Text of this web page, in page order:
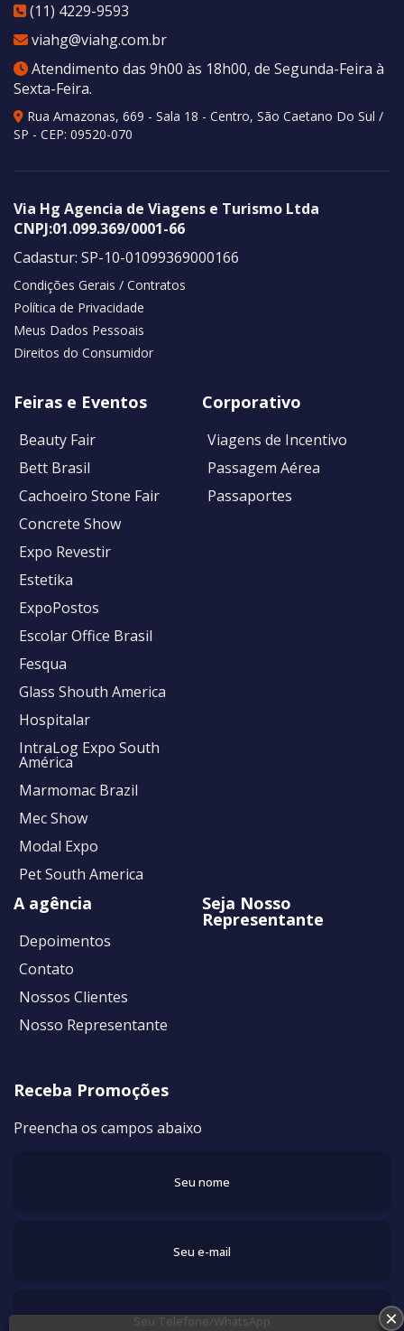
(11) 4229-9593
viahg@viahg.com.br
Atendimento das 9h00 às 18h00, de Segunda-Feira à
Sexta-Feira.
Rua Amazonas, 669 - Sala 18 - Centro, São Caetano Do Sul /
SP - CEP: 09520-070
Via Hg Agencia de Viagens e Turismo Ltda
CNPJ:01.099.369/0001-66
Cadastur: SP-10-01099369000166
Condições Gerais / Contratos
Política de Privacidade
Meus Dados Pessoais
Direitos do Consumidor
Feiras e Eventos
Beauty Fair
Bett Brasil
Cachoeiro Stone Fair
Concrete Show
Expo Revestir
Estetika
ExpoPostos
Escolar Office Brasil
Fesqua
Glass Shouth America
Hospitalar
IntraLog Expo South
América
Marmomac Brazil
Mec Show
Modal Expo
Pet South America
Corporativo
Viagens de Incentivo
Passagem Aérea
Passaportes
A agência
Depoimentos
Contato
Nossos Clientes
Nosso Representante
Seja Nosso
Representante
Receba Promoções
Preencha os campos abaixo
×